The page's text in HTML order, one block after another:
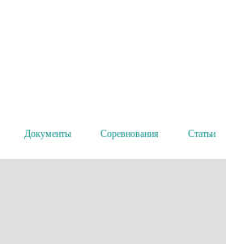
Документы Соревнования Статьи